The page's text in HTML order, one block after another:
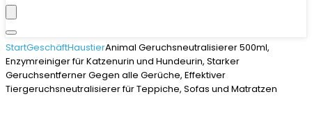
StartGeschäftHaustierAnimal Geruchsneutralisierer 500ml,
Enzymreiniger für Katzenurin und Hundeurin, Starker
Geruchsentferner Gegen alle Gerüche, Effektiver
Tiergeruchsneutralisierer für Teppiche, Sofas und Matratzen